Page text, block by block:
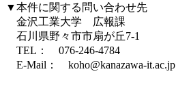
▼本件に関する問い合わせ先
金沢工業大学 広報課
石川県野々市市扇が丘7-1
TEL： 076-246-4784
E-Mail： koho@kanazawa-it.ac.jp